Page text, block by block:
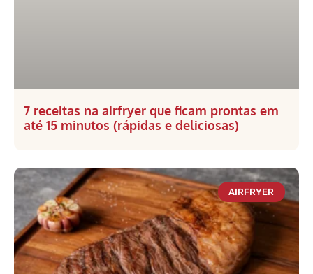
7 receitas na airfryer que ficam prontas em
até 15 minutos (rápidas e deliciosas)
AIRFRYER